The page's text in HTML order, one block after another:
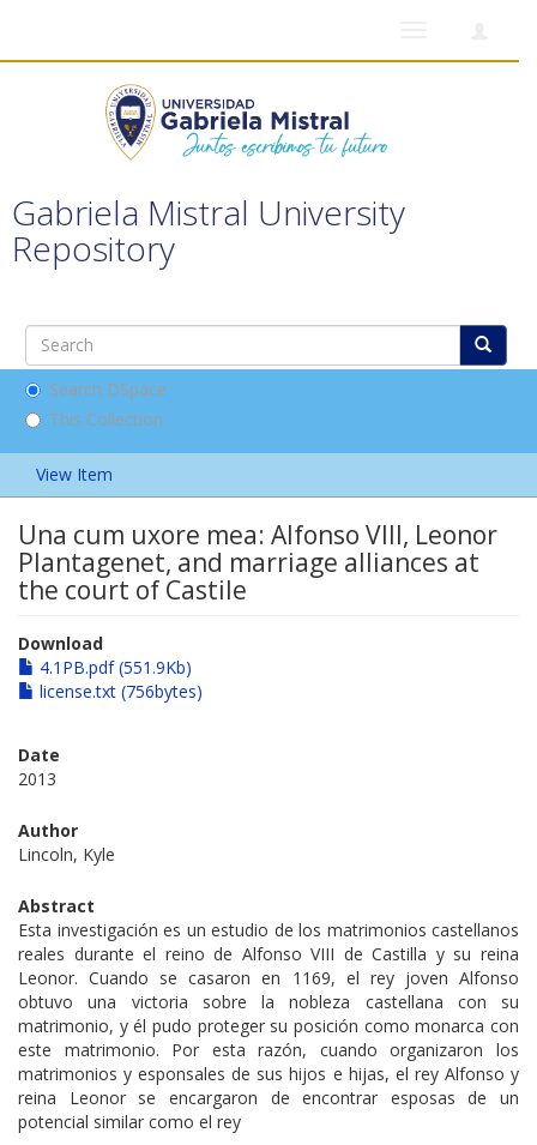
Gabriela Mistral University
Repository
Search DSpace
This Collection
View Item
Una cum uxore mea: Alfonso VIII, Leonor
Plantagenet, and marriage alliances at
the court of Castile
Download
4.1PB.pdf (551.9Kb)
license.txt (756bytes)
Date
2013
Author
Lincoln, Kyle
Abstract
Esta investigación es un estudio de los matrimonios castellanos
reales durante el reino de Alfonso VIII de Castilla y su reina
Leonor. Cuando se casaron en 1169, el rey joven Alfonso
obtuvo una victoria sobre la nobleza castellana con su
matrimonio, y él pudo proteger su posición como monarca con
este matrimonio. Por esta razón, cuando organizaron los
matrimonios y esponsales de sus hijos e hijas, el rey Alfonso y
reina Leonor se encargaron de encontrar esposas de un
potencial similar como el rey